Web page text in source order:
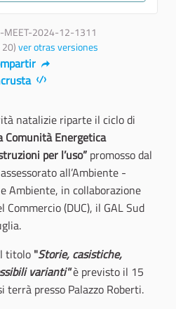
MEET-2024-12-1311
ver otras versiones
natalizie riparte il ciclo di
Comunità Energetica
per l’uso” promosso dal
all’Ambiente -
Ambiente, in collaborazione
(DUC), il GAL Sud
titolo "Storie, casistiche,
varianti"è previsto il 15
terrà presso Palazzo Roberti.